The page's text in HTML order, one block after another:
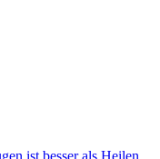
ist besser als Heilen